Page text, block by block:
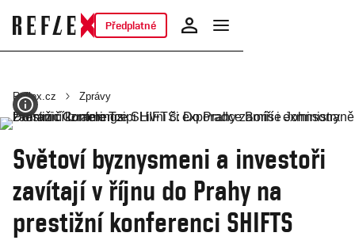
Předplatné
Reflex.cz Zprávy
Světoví byznysmeni a investoři
zavítají v říjnu do Prahy na
prestižní konferenci SHIFTS